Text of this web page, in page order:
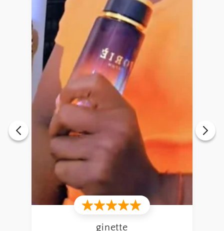
Rodrigue
Bonjour parfum au top je ne vois
pas la différence je recommande